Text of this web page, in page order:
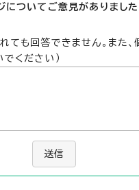
についてご意見がありまし
ても回答できません。また、
ください）
送信